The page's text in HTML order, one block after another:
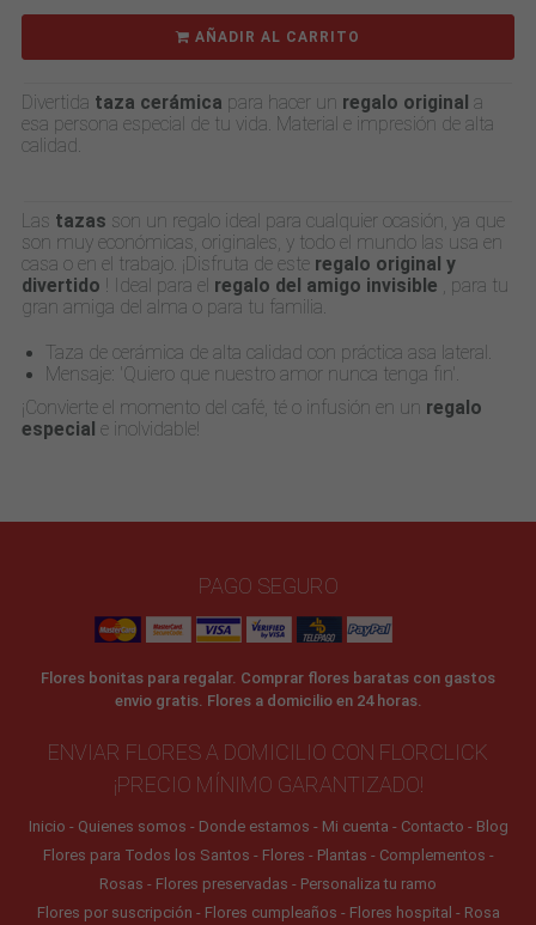
AÑADIR AL CARRITO
Divertida taza cerámica para hacer un regalo original a
esa persona especial de tu vida. Material e impresión de alta
calidad.
Las tazas son un regalo ideal para cualquier ocasión, ya que
son muy económicas, originales, y todo el mundo las usa en
casa o en el trabajo. ¡Disfruta de este regalo original y
divertido ! Ideal para el regalo del amigo invisible , para tu
gran amiga del alma o para tu familia.
Taza de cerámica de alta calidad con práctica asa lateral.
Mensaje: 'Quiero que nuestro amor nunca tenga fin'.
¡Convierte el momento del café, té o infusión en un regalo
especial e inolvidable!
PAGO SEGURO
Flores bonitas para regalar. Comprar flores baratas con gastos
envio gratis. Flores a domicilio en 24 horas.
ENVIAR FLORES A DOMICILIO CON FLORCLICK
¡PRECIO MÍNIMO GARANTIZADO!
Inicio Quienes somos Donde estamos Mi cuenta Contacto
Blog
Flores para Todos los Santos
Flores Plantas
Complementos
Rosas
Flores preservadas
Personaliza tu ramo
Flores por suscripción
Flores cumpleaños Flores hospital Rosa